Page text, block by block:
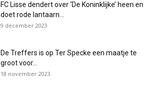
FC Lisse dendert over ‘De Koninklijke’ heen en
doet rode lantaarn...
9 december 2023
De Treffers is op Ter Specke een maatje te
groot voor...
18 november 2023